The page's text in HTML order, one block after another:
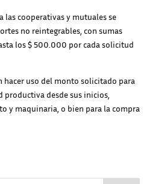
las cooperativas y mutuales se
no reintegrables, con sumas
los $ 500.000 por cada solicitud
hacer uso del monto solicitado para
productiva desde sus inicios,
y maquinaria, o bien para la compra